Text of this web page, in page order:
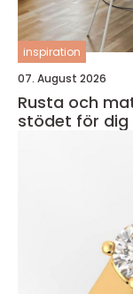
inspiration
07. August 2026
Rusta och
stödet för dig